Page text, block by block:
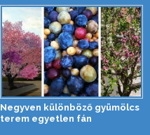
Negyven különböző gyümölcs
terem egyetlen fán